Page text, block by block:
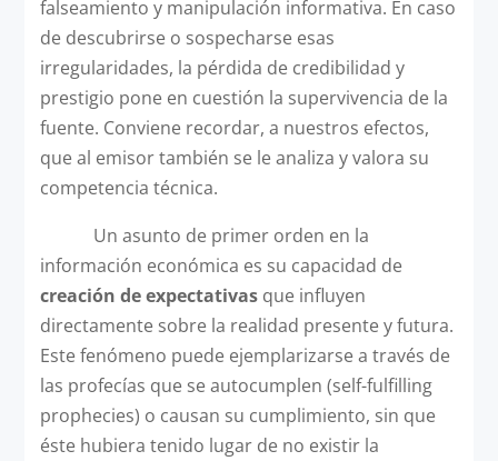
falseamiento y manipulación informativa. En caso
de descubrirse o sospecharse esas
irregularidades, la pérdida de credibilidad y
prestigio pone en cuestión la supervivencia de la
fuente. Conviene recordar, a nuestros efectos,
que al emisor también se le analiza y valora su
competencia técnica.
Un asunto de primer orden en la
información económica es su capacidad de
creación de expectativasque influyen
directamente sobre la realidad presente y futura.
Este fenómeno puede ejemplarizarse a través de
las profecías que se autocumplen (self-fulfilling
prophecies) o causan su cumplimiento, sin que
éste hubiera tenido lugar de no existir la